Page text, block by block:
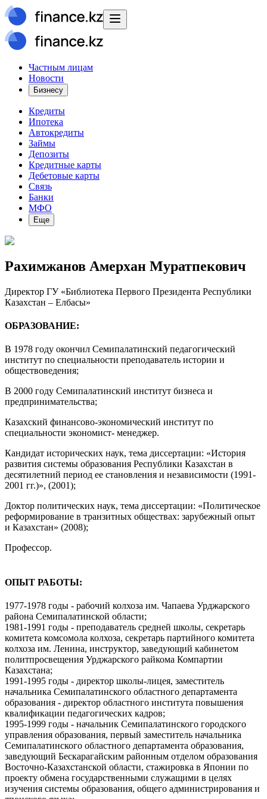
Частным лицам
Новости
Бизнесу
Кредиты
Ипотека
Автокредиты
Займы
Депозиты
Кредитные карты
Дебетовые карты
Связь
Банки
МФО
Еще
Рахимжанов Амерхан Муратпекович
Директор ГУ «Библиотека Первого Президента Республики
Казахстан – Елбасы»
ОБРАЗОВАНИЕ:
В 1978 году окончил Семипалатинский педагогический
институт по специальности преподаватель истории и
обществоведения;
В 2000 году Семипалатинский институт бизнеса и
предпринимательства;
Казахский финансово-экономический институт по
специальности экономист- менеджер.
Кандидат исторических наук, тема диссертации: «История
развития системы образования Республики Казахстан в
десятилетний период ее становления и независимости (1991-
2001 гг.)», (2001);
Доктор политических наук, тема диссертации: «Политическое
реформирование в транзитных обществах: зарубежный опыт
и Казахстан» (2008);
Профессор.
ОПЫТ РАБОТЫ:
1977-1978 годы - рабочий колхоза им. Чапаева Урджарского
района Семипалатинской области;
1981-1991 годы - преподаватель средней школы, секретарь
комитета комсомола колхоза, секретарь партийного комитета
колхоза им. Ленина, инструктор, заведующий кабинетом
политпросвещения Урджарского райкома Компартии
Казахстана;
1991-1995 годы - директор школы-лицея, заместитель
начальника Семипалатинского областного департамента
образования - директор областного института повышения
квалификации педагогических кадров;
1995-1999 годы - начальник Семипалатинского городского
управления образования, первый заместитель начальника
Семипалатинского областного департамента образования,
заведующий Бескарагайским районным отделом образования
Восточно-Казахстанской области, стажировка в Японии по
проекту обмена государственными служащими в целях
изучения системы образования, общего администрирования и